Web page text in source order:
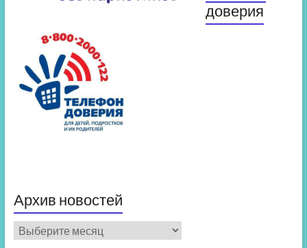
доверия
Архив новостей
Архив
новостей